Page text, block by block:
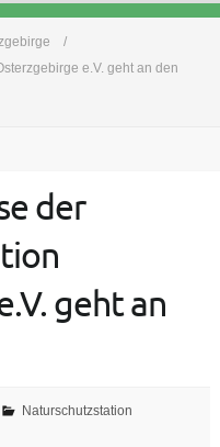
e.V. geht an den
der
geht an
Naturschutzstation